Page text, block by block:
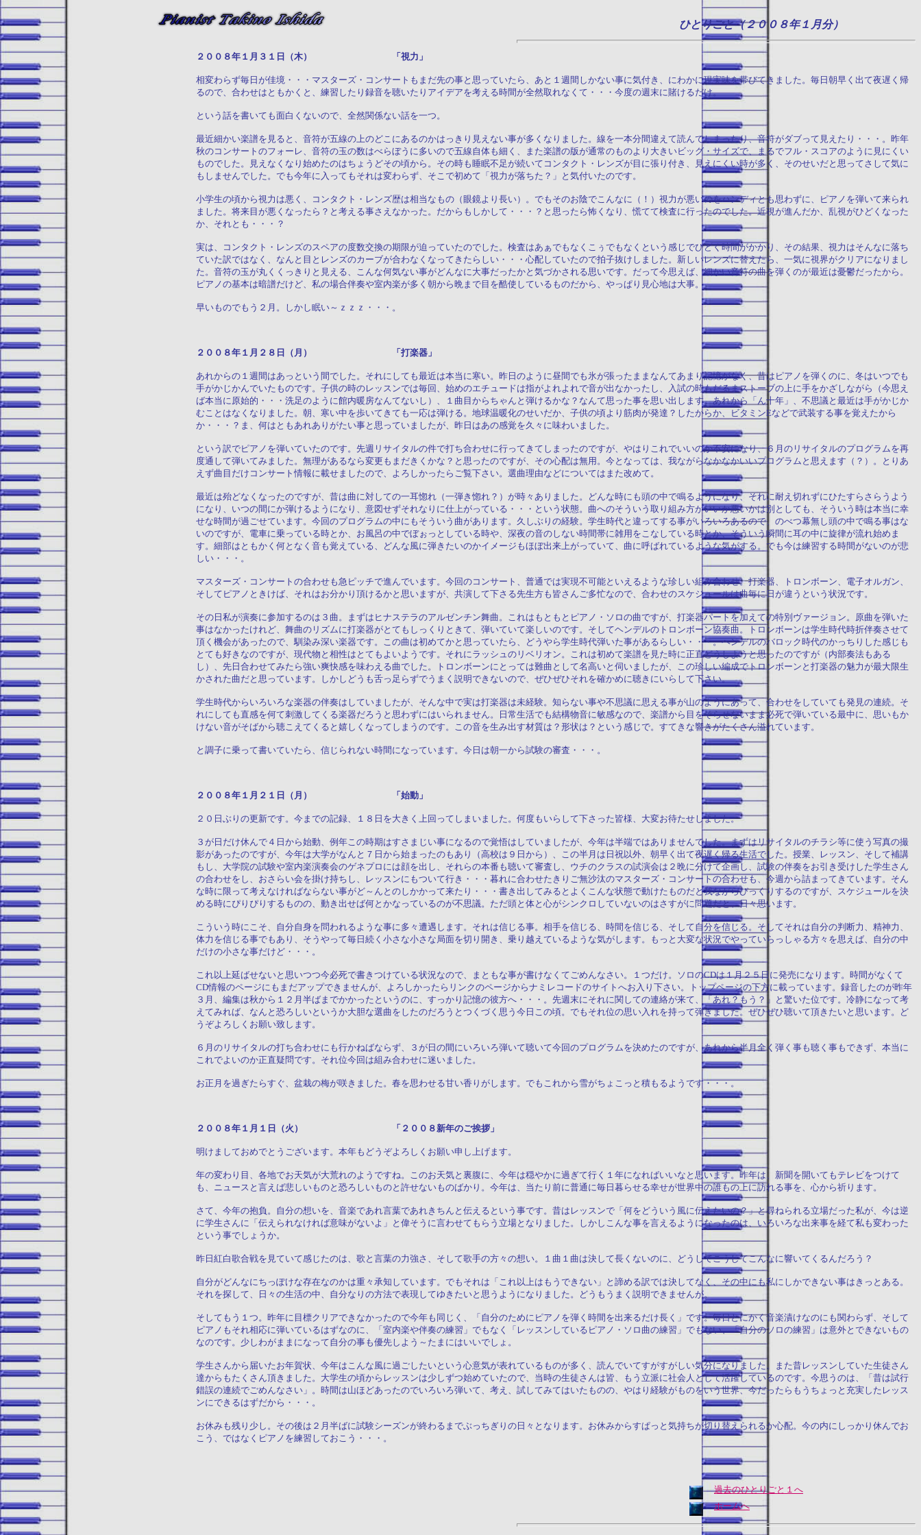
ひとりごと（２００８年１月分）
２００８年１月３１日（木） 「視力」
相変わらず毎日が佳境・・・マスターズ・コンサートもまだ先の事と思っていたら、あと１週間しかない事に気付き、にわかに現実味を帯びてきました。毎日朝早く出て夜遅く帰
るので、合わせはともかくと、練習したり録音を聴いたりアイデアを考える時間が全然取れなくて・・・今度の週末に賭けるだけ。
という話を書いても面白くないので、全然関係ない話を一つ。
最近細かい楽譜を見ると、音符が五線の上のどこにあるのかはっきり見えない事が多くなりました。線を一本分間違えて読んでしまったり、音符がダブって見えたり・・・。昨年
秋のコンサートのフォーレ、音符の玉の数はべらぼうに多いので五線自体も細く、また楽譜の版が通常のものより大きいビッグ・サイズで、まるでフル・スコアのように見にくい
ものでした。見えなくなり始めたのはちょうどその頃から。その時も睡眠不足が続いてコンタクト・レンズが目に張り付き、見えにくい時が多く、そのせいだと思ってさして気に
もしませんでした。でも今年に入ってもそれは変わらず、そこで初めて「視力が落ちた？」と気付いたのです。
小学生の頃から視力は悪く、コンタクト・レンズ歴は相当なもの（眼鏡より長い）。でもそのお陰でこんなに（！）視力が悪いのをハンディとも思わずに、ピアノを弾いて来られ
ました。将来目が悪くなったら？と考える事さえなかった。だからもしかして・・・？と思ったら怖くなり、慌てて検査に行ったのでした。近視が進んだか、乱視がひどくなった
か、それとも・・・？
実は、コンタクト・レンズのスペアの度数交換の期限が迫っていたのでした。検査はあぁでもなくこぅでもなくという感じでひどく時間がかかり、その結果、視力はそんなに落ち
ていた訳ではなく、なんと目とレンズのカーブが合わなくなってきたらしい・・・心配していたので拍子抜けしました。新しいレンズに替えたら、一気に視界がクリアになりまし
た。音符の玉が丸くくっきりと見える、こんな何気ない事がどんなに大事だったかと気づかされる思いです。だって今思えば、細かい音符の曲を弾くのが最近は憂鬱だったから。
ピアノの基本は暗譜だけど、私の場合伴奏や室内楽が多く朝から晩まで目を酷使しているものだから、やっぱり見心地は大事。
早いものでもう２月。しかし眠い～ｚｚｚ・・・。
２００８年１月２８日（月） 「打楽器」
あれからの１週間はあっという間でした。それにしても最近は本当に寒い。昨日のように昼間でも氷が張ったままなんてあまり記憶がなく、昔はピアノを弾くのに、冬はいつでも
手がかじかんでいたものです。子供の時のレッスンでは毎回、始めのエチュードは指がよれよれで音が出なかったし、入試の時もだるまストーブの上に手をかざしながら（今思え
ば本当に原始的・・・洗足のように館内暖房なんてないし）、１曲目からちゃんと弾けるかな？なんて思った事を思い出します。あれから「ん十年」、不思議と最近は手がかじか
むことはなくなりました。朝、寒い中を歩いてきても一応は弾ける。地球温暖化のせいだか、子供の頃より筋肉が発達？したからか、ビタミンEなどで武装する事を覚えたから
か・・・？ま、何はともあれありがたい事と思っていましたが、昨日はあの感覚を久々に味わいました。
という訳でピアノを弾いていたのです。先週リサイタルの件で打ち合わせに行ってきてしまったのですが、やはりこれでいいのか不安になり、６月のリサイタルのプログラムを再
度通して弾いてみました。無理があるなら変更もまだきくかな？と思ったのですが、その心配は無用。今となっては、我ながらなかなかいいプログラムと思えます（？）。とりあ
えず曲目だけコンサート情報に載せましたので、よろしかったらご覧下さい。選曲理由などについてはまた改めて。
最近は殆どなくなったのですが、昔は曲に対しての一耳惚れ（一弾き惚れ？）が時々ありました。どんな時にも頭の中で鳴るようになり、それに耐え切れずにひたすらさらうよう
になり、いつの間にか弾けるようになり、意図せずそれなりに仕上がっている・・・という状態。曲へのそういう取り組み方がいいか悪いかは別としても、そういう時は本当に幸
せな時間が過ごせています。今回のプログラムの中にもそういう曲があります。久しぶりの経験。学生時代と違ってする事がいろいろあるので、のべつ幕無し頭の中で鳴る事はな
いのですが、電車に乗っている時とか、お風呂の中でぼぉっとしている時や、深夜の音のしない時間帯に雑用をこなしている時とか、そういう瞬間に耳の中に旋律が流れ始めま
す。細部はともかく何となく音も覚えている、どんな風に弾きたいのかイメージもほぼ出来上がっていて、曲に呼ばれているような気がする。でも今は練習する時間がないのが悲
しい・・・。
マスターズ・コンサートの合わせも急ピッチで進んでいます。今回のコンサート、普通では実現不可能といえるような珍しい組み合わせ。打楽器、トロンボーン、電子オルガン、
そしてピアノときけば、それはお分かり頂けるかと思いますが、共演して下さる先生方も皆さんご多忙なので、合わせのスケジュールは曲毎に日が違うという状況です。
その日私が演奏に参加するのは３曲。まずはヒナステラのアルゼンチン舞曲。これはもともとピアノ・ソロの曲ですが、打楽器パートを加えての特別ヴァージョン。原曲を弾いた
事はなかったけれど、舞曲のリズムに打楽器がとてもしっくりときて、弾いていて楽しいのです。そしてヘンデルのトロンボーン協奏曲。トロンボーンは学生時代時折伴奏させて
頂く機会があったので、馴染み深い楽器です。この曲は初めてかと思っていたら、どうやら学生時代弾いた事があるらしい・・・。ヘンデルのバロック時代のかっちりした感じも
とても好きなのですが、現代物と相性はとてもよいようです。それにラッシュのリベリオン。これは初めて楽譜を見た時に正直どうしようと思ったのですが（内部奏法もある
し）、先日合わせてみたら強い爽快感を味わえる曲でした。トロンボーンにとっては難曲として名高いと伺いましたが、この珍しい編成でトロンボーンと打楽器の魅力が最大限生
かされた曲だと思っています。しかしどうも舌っ足らずでうまく説明できないので、ぜひぜひそれを確かめに聴きにいらして下さい。
学生時代からいろいろな楽器の伴奏はしていましたが、そんな中で実は打楽器は未経験。知らない事や不思議に思える事が山のようにあって、合わせをしていても発見の連続。そ
れにしても直感を何て刺激してくる楽器だろうと思わずにはいられません。日常生活でも結構物音に敏感なので、楽譜から目をそらせないまま必死で弾いている最中に、思いもか
けない音がそばから聴こえてくると嬉しくなってしまうのです。この音を生み出す材質は？形状は？という感じで。すてきな響きがたくさん溢れています。
と調子に乗って書いていたら、信じられない時間になっています。今日は朝一から試験の審査・・・。
２００８年１月２１日（月） 「始動」
２０日ぶりの更新です。今までの記録、１８日を大きく上回ってしまいました。何度もいらして下さった皆様、大変お待たせしました。
３が日だけ休んで４日から始動、例年この時期はすさまじい事になるので覚悟はしていましたが、今年は半端ではありませんでした。まずはリサイタルのチラシ等に使う写真の撮
影があったのですが、今年は大学がなんと７日から始まったのもあり（高校は９日から）、この半月は日祝以外、朝早く出て夜遅く帰る生活でした。授業、レッスン、そして補講
もし、大学院の試験や室内楽演奏会のゲネプロには顔を出し、それらの本番も聴いて審査し、ウチのクラスの試演会は２晩に分けて企画し、試験の伴奏をお引き受けした学生さん
の合わせをし、おさらい会を掛け持ちし、レッスンにもついて行き・・・暮れに合わせたきりご無沙汰のマスターズ・コンサートの合わせも、今週から詰まってきています。そん
な時に限って考えなければならない事がど～んとのしかかって来たり・・・書き出してみるとよくこんな状態で動けたものだと我ながらびっくりするのですが、スケジュールを決
める時にぴりぴりするものの、動き出せば何とかなっているのが不思議。ただ頭と体と心がシンクロしていないのはさすがに問題だと、日々思います。
こういう時にこそ、自分自身を問われるような事に多々遭遇します。それは信じる事。相手を信じる、時間を信じる、そして自分を信じる。そしてそれは自分の判断力、精神力、
体力を信じる事でもあり、そうやって毎日続く小さな小さな局面を切り開き、乗り越えているような気がします。もっと大変な状況でやっていらっしゃる方々を思えば、自分の中
だけの小さな事だけど・・・。
これ以上延ばせないと思いつつ今必死で書きつけている状況なので、まともな事が書けなくてごめんなさい。１つだけ。ソロのCDは１月２５日に発売になります。時間がなくて
CD情報のページにもまだアップできませんが、よろしかったらリンクのページからナミレコードのサイトへお入り下さい。トップページの下方に載っています。録音したのが昨年
３月、編集は秋から１２月半ばまでかかったというのに、すっかり記憶の彼方へ・・・。先週末にそれに関しての連絡が来て、「あれ？もう？」と驚いた位です。冷静になって考
えてみれば、なんと恐ろしいというか大胆な選曲をしたのだろうとつくづく思う今日この頃。でもそれ位の思い入れを持って弾きました。ぜひぜひ聴いて頂きたいと思います。ど
うぞよろしくお願い致します。
６月のリサイタルの打ち合わせにも行かねばならず、３が日の間にいろいろ弾いて聴いて今回のプログラムを決めたのですが、あれから半月全く弾く事も聴く事もできず、本当に
これでよいのか正直疑問です。それ位今回は組み合わせに迷いました。
お正月を過ぎたらすぐ、盆栽の梅が咲きました。春を思わせる甘い香りがします。でもこれから雪がちょこっと積もるようです・・・。
２００８年１月１日（火） 「２００８新年のご挨拶」
明けましておめでとうございます。本年もどうぞよろしくお願い申し上げます。
年の変わり目、各地でお天気が大荒れのようですね。このお天気と裏腹に、今年は穏やかに過ぎて行く１年になればいいなと思います。昨年は、新聞を開いてもテレビをつけて
も、ニュースと言えば悲しいものと恐ろしいものと許せないものばかり。今年は、当たり前に普通に毎日暮らせる幸せが世界中の誰もの上に訪れる事を、心から祈ります。
さて、今年の抱負。自分の想いを、音楽であれ言葉であれきちんと伝えるという事です。昔はレッスンで「何をどういう風に伝えたいの？」と尋ねられる立場だった私が、今は逆
に学生さんに「伝えられなければ意味がないよ」と偉そうに言わせてもらう立場となりました。しかしこんな事を言えるようになったのは、いろいろな出来事を経て私も変わった
という事でしょうか。
昨日紅白歌合戦を見ていて感じたのは、歌と言葉の力強さ、そして歌手の方々の想い。１曲１曲は決して長くないのに、どうしてこうしてこんなに響いてくるんだろう？
自分がどんなにちっぽけな存在なのかは重々承知しています。でもそれは「これ以上はもうできない」と諦める訳では決してなく、その中にも私にしかできない事はきっとある。
それを探して、日々の生活の中、自分なりの方法で表現してゆきたいと思うようになりました。どうもうまく説明できませんが。
そしてもう１つ。昨年に目標クリアできなかったので今年も同じく、「自分のためにピアノを弾く時間を出来るだけ長く」です。毎日とにかく音楽漬けなのにも関わらず、そして
ピアノもそれ相応に弾いているはずなのに、「室内楽や伴奏の練習」でもなく「レッスンしているピアノ・ソロ曲の練習」でもない、「自分のソロの練習」は意外とできないもの
なのです。少しわがままになって自分の事も優先しよう～たまにはいいでしょ。
学生さんから届いたお年賀状、今年はこんな風に過ごしたいという心意気が表れているものが多く、読んでいてすがすがしい気分になりました。また昔レッスンしていた生徒さん
達からもたくさん頂きました。大学生の頃からレッスンは少しずつ始めていたので、当時の生徒さんは皆、もう立派に社会人として活躍しているのです。今思うのは、「昔は試行
錯誤の連続でごめんなさい」。時間は山ほどあったのでいろいろ弾いて、考え、試してみてはいたものの、やはり経験がものをいう世界、今だったらもうちょっと充実したレッス
ンにできるはずだから・・・。
お休みも残り少し。その後は２月半ばに試験シーズンが終わるまでぶっちぎりの日々となります。お休みからすぱっと気持ちが切り替えられるか心配。今の内にしっかり休んでお
こう、ではなくピアノを練習しておこう・・・。
過去のひとりごと１へ
ホームへ